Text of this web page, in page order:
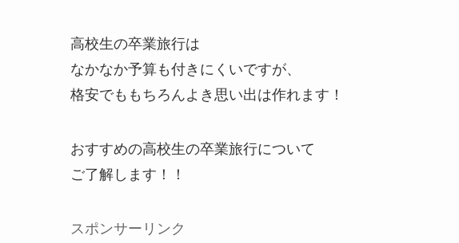
高校生の卒業旅行は
なかなか予算も付きにくいですが、
格安でももちろんよき思い出は作れます！
おすすめの高校生の卒業旅行について
ご了解します！！
スポンサーリンク